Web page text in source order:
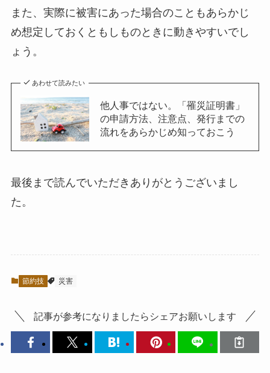
また、実際に被害にあった場合のこともあらかじ
め想定しておくともしものときに動きやすいでし
ょう。
あわせて読みたい
他人事ではない。「罹災証明書」
の申請方法、注意点、発行までの
流れをあらかじめ知っておこう
最後まで読んでいただきありがとうございまし
た。
節約技 災害
記事が参考になりましたらシェアお願いします